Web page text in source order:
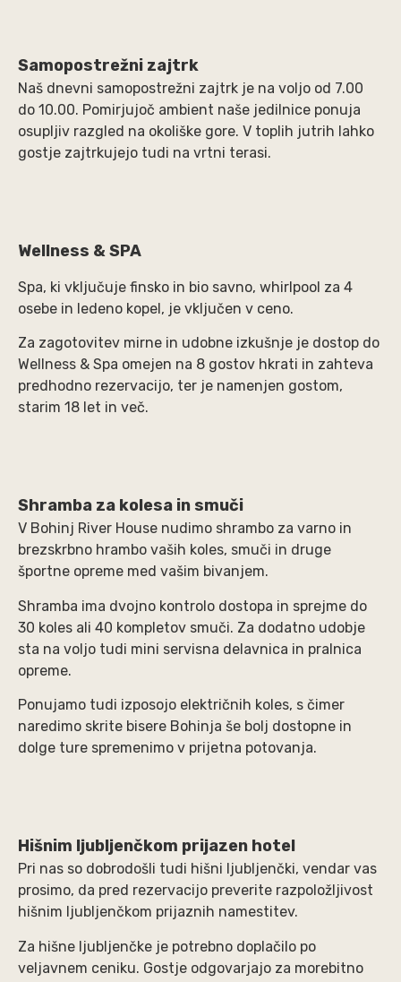
Samopostrežni zajtrk
Naš dnevni samopostrežni zajtrk je na voljo od 7.00
do 10.00. Pomirjujoč ambient naše jedilnice ponuja
osupljiv razgled na okoliške gore. V toplih jutrih lahko
gostje zajtrkujejo tudi na vrtni terasi.
Wellness & SPA
Spa, ki vključuje finsko in bio savno, whirlpool za 4
osebe in ledeno kopel, je vključen v ceno.
Za zagotovitev mirne in udobne izkušnje je dostop do
Wellness & Spa omejen na 8 gostov hkrati in zahteva
predhodno rezervacijo, ter je namenjen gostom,
starim 18 let in več.
Shramba za kolesa in smuči
V Bohinj River House nudimo shrambo za varno in
brezskrbno hrambo vaših koles, smuči in druge
športne opreme med vašim bivanjem.
Shramba ima dvojno kontrolo dostopa in sprejme do
30 koles ali 40 kompletov smuči. Za dodatno udobje
sta na voljo tudi mini servisna delavnica in pralnica
opreme.
Ponujamo tudi izposojo električnih koles, s čimer
naredimo skrite bisere Bohinja še bolj dostopne in
dolge ture spremenimo v prijetna potovanja.
Hišnim ljubljenčkom prijazen hotel
Pri nas so dobrodošli tudi hišni ljubljenčki, vendar vas
prosimo, da pred rezervacijo preverite razpoložljivost
hišnim ljubljenčkom prijaznih namestitev.
Za hišne ljubljenčke je potrebno doplačilo po
veljavnem ceniku. Gostje odgovarjajo za morebitno